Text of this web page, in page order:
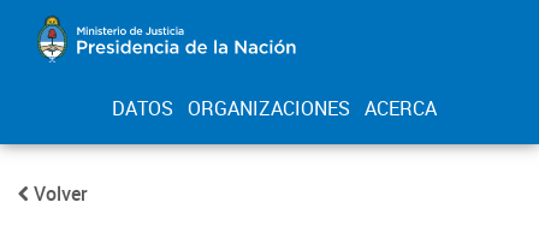
DATOS ORGANIZACIONES ACERCA
Volver